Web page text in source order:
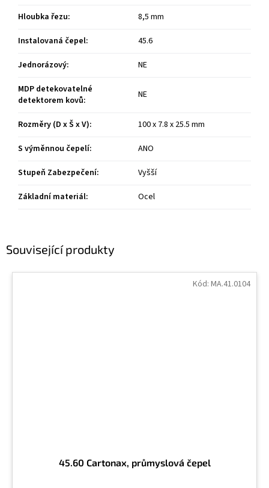
Související produkty
45.60 Cartonax, průmyslová čepel
Kód: MA.41.0104
Hloubka řezu:
8,5 mm
Instalovaná čepel:
45.6
Jednorázový:
NE
MDP detekovatelné
detektorem kovů: NE
Rozměry (D x Š x V):
100 x 7.8 x 25.5 mm
S výměnnou čepelí:
ANO
Stupeň Zabezpečení:
Vyšší
Základní materiál: Ocel